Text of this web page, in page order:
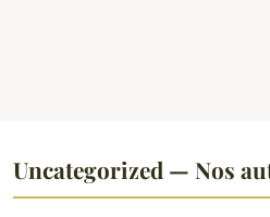
Uncategorized — Nos